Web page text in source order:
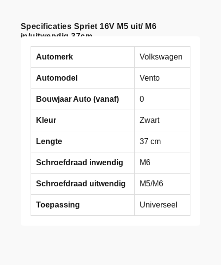
Specificaties Spriet 16V M5 uit/ M6
in/uitwendig 37cm
Automerk Volkswagen
Automodel Vento
Bouwjaar Auto (vanaf) 0
Kleur Zwart
Lengte 37 cm
Schroefdraad inwendig M6
Schroefdraad uitwendig M5/M6
Toepassing Universeel